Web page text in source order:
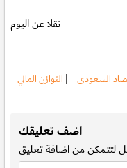
نقلا عن اليوم
السعودى | التوازن المالي
اضف تعليقك
لتتمكن من اضافة تعليق